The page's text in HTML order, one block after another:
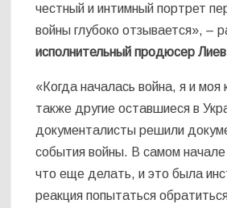
честный и интимный портрет
войны глубоко отзывается», –
исполнительный продюсер
«Когда началась война, я и моя
также другие оставшиеся в
документалисты решили
события войны. В самом
что еще делать, и это была
реакция попытаться